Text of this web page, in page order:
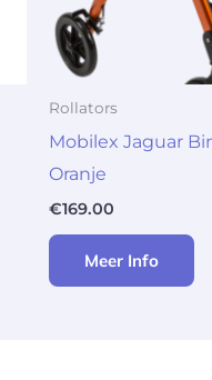
Rollators
Mobilex Jaguar
Oranje
€169.00
Meer Info